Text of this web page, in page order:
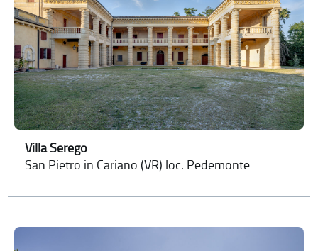
Villa Serego
San Pietro in Cariano (VR) loc. Pedemonte